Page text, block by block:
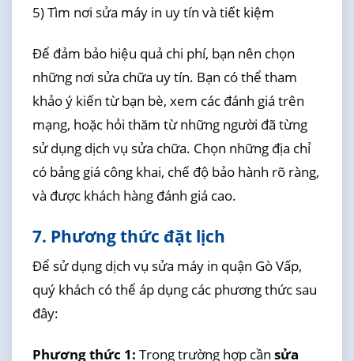
5) Tìm nơi sửa máy in uy tín và tiết kiệm
Để đảm bảo hiệu quả chi phí, bạn nên chọn
những nơi sửa chữa uy tín. Bạn có thể tham
khảo ý kiến từ bạn bè, xem các đánh giá trên
mạng, hoặc hỏi thăm từ những người đã từng
sử dụng dịch vụ sửa chữa. Chọn những địa chỉ
có bảng giá công khai, chế độ bảo hành rõ ràng,
và được khách hàng đánh giá cao.
7. Phương thức đặt lịch
Để sử dụng dịch vụ sửa máy in quận Gò Vấp,
quý khách có thể áp dụng các phương thức sau
đây:
Phương thức 1: Trong trường hợp cần sửa